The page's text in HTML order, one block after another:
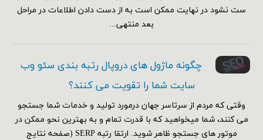
ست نشود در نهایت ممکن است به از دست دادن اطلاعات در مراحل
بعد منتهی...
چگونه ماژول های دروپال رتبه بندی سئو وب
سایت شما را تقویت می کنند؟
وقتی که مردم از سرتاسر جهان درمورد تولید و خدمات شما جستجو
می کنند، شما میخواهید که با قدرت تمام و به بهترین نحو ممکن در
موتور های جستجو ظاهر شوید. ارتقا رتبه SERP (صفحه نتایج